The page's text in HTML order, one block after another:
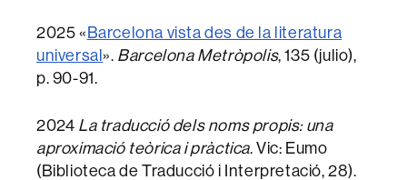
2025 « Barcelona vista des de la literatura
universal». Barcelona Metròpolis, 135 (julio),
p. 90-91.
2024 La traducció dels noms propis: una
aproximació teòrica i pràctica. Vic: Eumo
(Biblioteca de Traducció i Interpretació, 28).